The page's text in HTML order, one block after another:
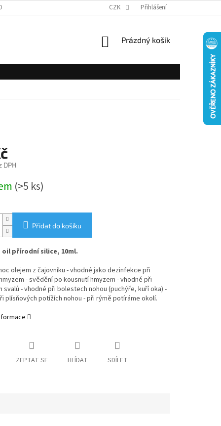
ÚDAJŮ CZK Přihlášení
NÁKUPNÍ
Prázdný košík
DPH
(>5 ks)
Přidat do košíku
oil přírodní silice, 10ml.
olejem z čajovníku - vhodné jako dezinfekce při
- svědění po kousnutí hmyzem - vhodné při
svalů - vhodné při bolestech nohou (puchýře, kuří oka) -
plísňových potížích nohou - při rýmě potíráme okolí.
ZEPTAT SE HLÍDAT SDÍLET